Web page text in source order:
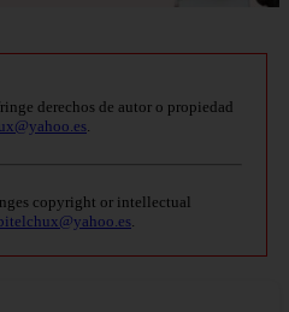
derechos de autor o propiedad
.
copyright or intellectual
.